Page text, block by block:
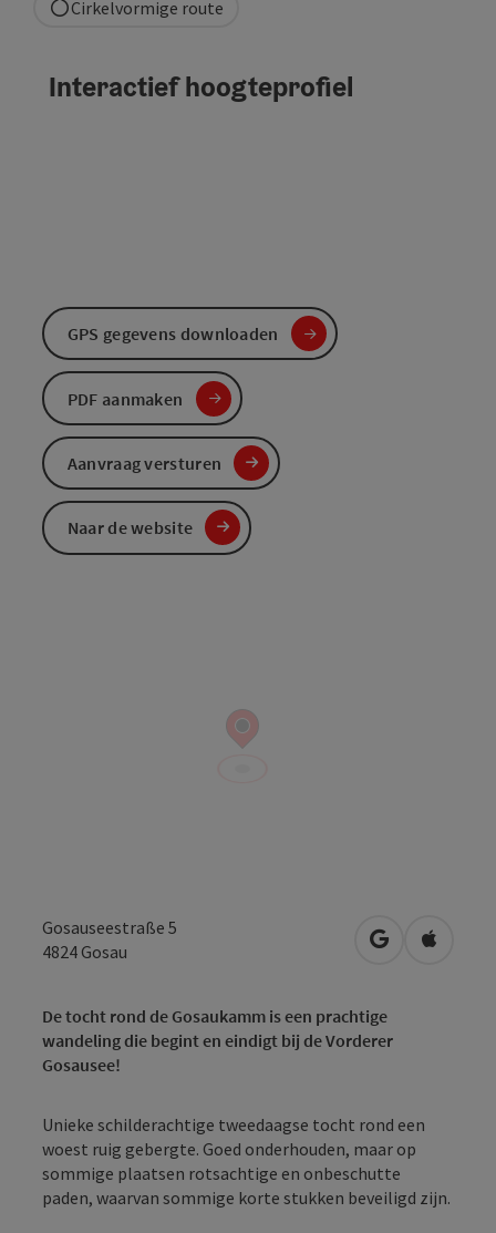
Cirkelvormige route
Gosauseestraße 5
4824 Gosau Openen in
De tocht rond de Gosaukamm is een prachtige
wandeling die begint en eindigt bij de Vorderer
Gosausee!
Unieke schilderachtige tweedaagse tocht rond een
woest ruig gebergte. Goed onderhouden, maar op
sommige plaatsen rotsachtige en onbeschutte
paden, waarvan sommige korte stukken beveiligd zijn.
Interactief hoogteprofiel
GPS gegevens downloaden
PDF aanmaken
Aanvraag versturen
Naar de website